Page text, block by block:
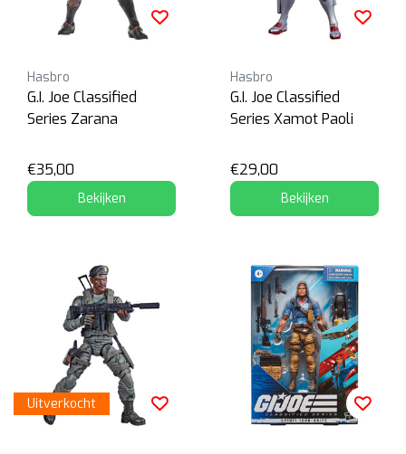
Hasbro
G.I. Joe Classified
Series Zarana
€35,00
Bekijken
Hasbro
G.I. Joe Classified
Series Xamot Paoli
€29,00
Bekijken
Uitverkocht